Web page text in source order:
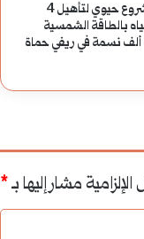
انطلاق مشروع حيوي لتأهيل 4
بالطاقة الشمسية
لخدمة 42 ألف نسمة في ريفي حماة
مشار إليها بـ*